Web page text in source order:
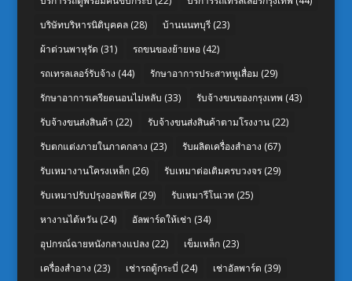
บริษัทบริหารนิติบุคคล(28) บ้านนนทบุรี(23)
ผ้าต่วนพาหุรัด (31) รถขนของย้ายหอ(42)
รถเทรลเลอร์รับจ้าง (44) รักษาอาการประสาทหูเสื่อม (29)
รักษาอาการเครียดนอนไม่หลับ (33) รับจ้างขนของกรุงเทพ (43)
รับจ้างขนส่งสินค้า (22) รับจ้างขนส่งสินค้าตามโรงงาน(22)
รับตกแต่งภายในภาคกลาง (23) รับผลิตเครื่องสำอาง (67)
รับเหมางานโครงเหล็ก(26) รับเหมาต่อเติมครบวงจร(29)
รับเหมาปรับปรุงออฟฟิศ(29) รับเหมารีโนเวท (25)
หางานไต้หวัน(24) อัลพาร์ดให้เช่า (34)
อุปกรณ์ฉายหนังกลางแปลง (22) เข็มเหล็ก(23)
เครื่องสำอาง (23) เช่ารถตู้กระบี่ (24) เช่าอัลพาร์ด (39)